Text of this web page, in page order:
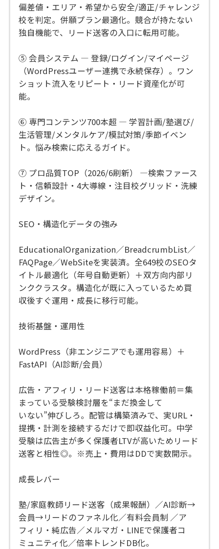
偏差値・エリア・希望から安全/適正/チャレンジ
校を判定。併願プラン最適化。競合が持たない
独自機能で、リード送客の入口に転用可能。
⑤ 会員システム — 登録/ログイン/マイページ
（WordPressユーザー連携で永続保存）。ワン
ショット流入をリピート・リード資産化が可
能。
⑥ 専門コンテンツ700本超 — 学習計画/塾選び/
生活管理/メンタルケア/模試対策/季節イベン
ト。悩み検索に応えるガイド。
⑦ プロ品質TOP（2026/6刷新） —検索ファース
ト・信頼設計・4大導線・注目校グリッド・洗練
デザイン。
SEO・構造化データの強み
EducationalOrganization／BreadcrumbList／
FAQPage／WebSiteを実装済。全649校のSEOタ
イトル最適化（年号自動更新）＋双方向内部リ
ンククラスタ。構造化が既に入っているため買
収後すぐ運用・成長に移行可能。
技術基盤・運用性
WordPress（非エンジニアでも運用容易）＋
FastAPI（AI診断/会員）
広告・アフィリ・リード送客は本格稼働前＝集
まっている受験検討層を“まだ換金して
いない”伸びしろ。配管は構築済みで、実URL・
提携・計測を接続するだけで即収益化可。中学
受験は広告主が多く保護者LTVが高いためリード
送客と相性◎。※売上・費用はDDで実数開示。
成長レバー
塾/家庭教師リード送客（成果報酬）／AI診断→
会員→リードのファネル化／有料会員制 ／ア
フィリ・純広告／メルマガ・LINEで保護者コ
ミュニティ化／倍率トレンドDB化。